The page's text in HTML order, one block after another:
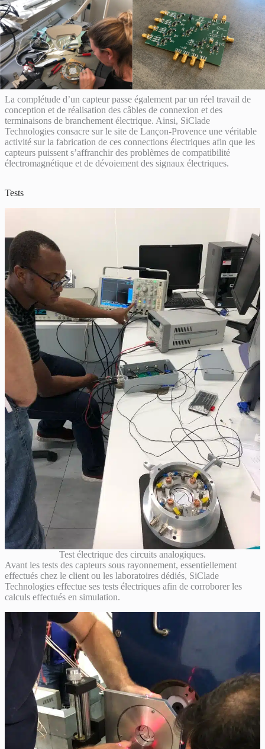
La complétude d’un capteur passe également par un réel travail de
conception et de réalisation des câbles de connexion et des
terminaisons de branchement électrique. Ainsi, SiClade
Technologies consacre sur le site de Lançon-Provence une véritable
activité sur la fabrication de ces connections électriques afin que les
capteurs puissent s’affranchir des problèmes de compatibilité
électromagnétique et de dévoiement des signaux électriques.
Tests
Test électrique des circuits analogiques.
Avant les tests des capteurs sous rayonnement, essentiellement
effectués chez le client ou les laboratoires dédiés, SiClade
Technologies effectue ses tests électriques afin de corroborer les
calculs effectués en simulation.